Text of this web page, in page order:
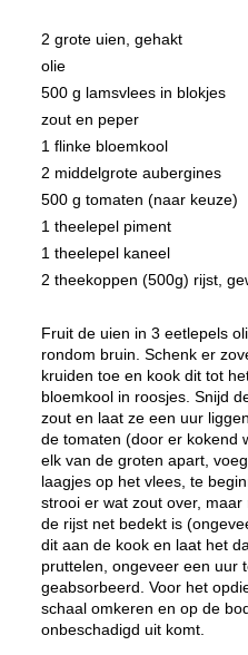
2 grote uien, gehakt
olie
500 g lamsvlees in blokjes
zout en peper
1 flinke bloemkool
2 middelgrote aubergines
500 g tomaten (naar keuze)
1 theelepel piment
1 theelepel kaneel
2 theekoppen (500g) rijst,
Fruit de uien in 3 eetlepels
rondom bruin. Schenk er
kruiden toe en kook dit tot
bloemkool in roosjes. Snijd
zout en laat ze een uur
de tomaten (door er kokend
elk van de groten apart,
laagjes op het vlees, te
strooi er wat zout over,
de rijst net bedekt is
dit aan de kook en laat het
pruttelen, ongeveer een uur
geabsorbeerd. Voor het
schaal omkeren en op de
onbeschadigd uit komt.